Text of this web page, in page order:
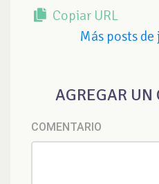
Copiar URL
Más posts
AGREGAR UN
COMENTARIO